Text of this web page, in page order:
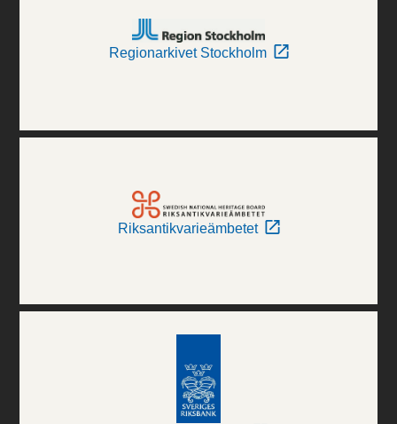
Regionarkivet Stockholm
Riksantikvarieämbetet